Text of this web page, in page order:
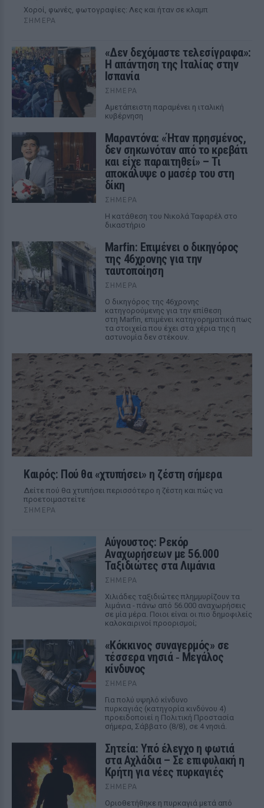
Χοροί, φωνές, φωτογραφίες: Λες και ήταν σε κλαμπ
ΣΉΜΕΡΑ
«Δεν δεχόμαστε τελεσίγραφα»:
Η απάντηση της Ιταλίας στην
Ισπανία
ΣΉΜΕΡΑ
Αμετάπειστη παραμένει η ιταλική
κυβέρνηση
Μαραντόνα: «Ήταν πρησμένος,
δεν σηκωνόταν από το κρεβάτι
και είχε παραιτηθεί» – Τι
αποκάλυψε ο μασέρ του στη
δίκη
ΣΉΜΕΡΑ
Η κατάθεση του Νικολά Ταφαρέλ στο
δικαστήριο
Marfin: Επιμένει ο δικηγόρος
της 46χρονης για την
ταυτοποίηση
ΣΉΜΕΡΑ
Ο δικηγόρος της 46χρονης
κατηγορούμενης για την επίθεση
στη Marfin, επιμένει κατηγορηματικά πως
τα στοιχεία που έχει στα χέρια της η
αστυνομία δεν στέκουν.
Καιρός: Πού θα «χτυπήσει» η ζέστη σήμερα
Δείτε πού θα χτυπήσει περισσότερο η ζέστη και πώς να
προετοιμαστείτε
ΣΉΜΕΡΑ
Αύγουστος: Ρεκόρ
Αναχωρήσεων με 56.000
Ταξιδιώτες στα Λιμάνια
ΣΉΜΕΡΑ
Χιλιάδες ταξιδιώτες πλημμυρίζουν τα
λιμάνια - πάνω από 56.000 αναχωρήσεις
σε μία μέρα. Ποιοι είναι οι πιο δημοφιλείς
καλοκαιρινοί προορισμοί;
«Κόκκινος συναγερμός» σε
τέσσερα νησιά ‑ Μεγάλος
κίνδυνος
ΣΉΜΕΡΑ
Για πολύ υψηλό κίνδυνο
πυρκαγιάς (κατηγορία κινδύνου 4)
προειδοποιεί η Πολιτική Προστασία
σήμερα, Σάββατο (8/8), σε 4 νησιά.
Σητεία: Υπό έλεγχο η φωτιά
στα Αχλάδια – Σε επιφυλακή η
Κρήτη για νέες πυρκαγιές
ΣΉΜΕΡΑ
Οριοθετήθηκε η πυρκαγιά μετά από